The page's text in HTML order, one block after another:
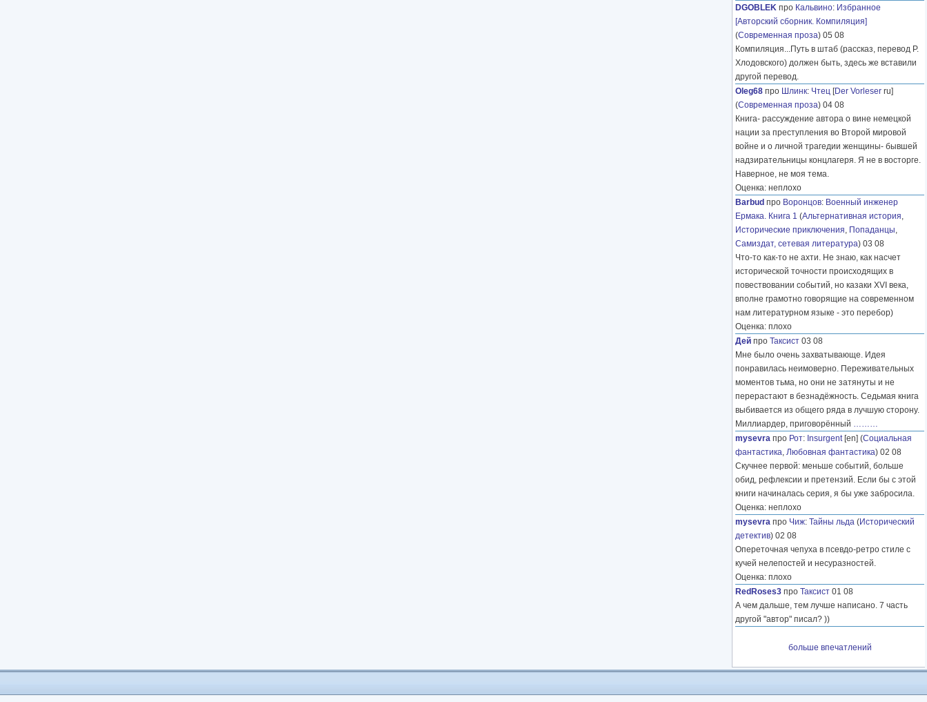
DGOBLEK про Кальвино: Избранное
[Авторский сборник. Компиляция]
(Современная проза) 05 08
Компиляция...Путь в штаб (рассказ, перевод Р.
Хлодовского) должен быть, здесь же вставили
другой перевод.
Oleg68 про Шлинк: Чтец [Der Vorleser ru]
(Современная проза) 04 08
Книга- рассуждение автора о вине немецкой
нации за преступления во Второй мировой
войне и о личной трагедии женщины- бывшей
надзирательницы концлагеря. Я не в восторге.
Наверное, не моя тема.
Оценка: неплохо
Barbud про Воронцов: Военный инженер
Ермака. Книга 1 (Альтернативная история,
Исторические приключения, Попаданцы,
Самиздат, сетевая литература) 03 08
Что-то как-то не ахти. Не знаю, как насчет
исторической точности происходящих в
повествовании событий, но казаки XVI века,
вполне грамотно говорящие на современном
нам литературном языке - это перебор)
Оценка: плохо
Дей про Таксист 03 08
Мне было очень захватывающе. Идея
понравилась неимоверно. Переживательных
моментов тьма, но они не затянуты и не
перерастают в безнадёжность. Седьмая книга
выбивается из общего ряда в лучшую сторону.
Миллиардер, приговорённый ………
mysevra про Рот: Insurgent[en] (Социальная
фантастика, Любовная фантастика) 02 08
Скучнее первой: меньше событий, больше
обид, рефлексии и претензий. Если бы с этой
книги начиналась серия, я бы уже забросила.
Оценка: неплохо
mysevra про Чиж: Тайны льда (Исторический
детектив) 02 08
Опереточная чепуха в псевдо-ретро стиле с
кучей нелепостей и несуразностей.
Оценка: плохо
RedRoses3 про Таксист 01 08
А чем дальше, тем лучше написано. 7 часть
другой "автор" писал? ))
больше впечатлений